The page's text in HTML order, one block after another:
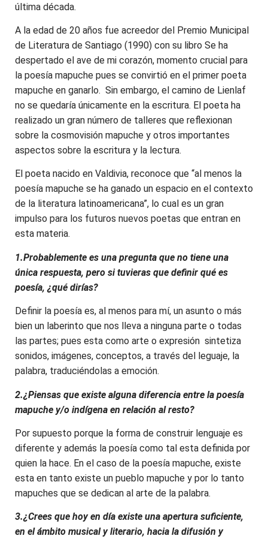
última década.
A la edad de 20 años fue acreedor del Premio Municipal
de Literatura de Santiago (1990) con su libro Se ha
despertado el ave de mi corazón, momento crucial para
la poesía mapuche pues se convirtió en el primer poeta
mapuche en ganarlo. Sin embargo, el camino de Lienlaf
no se quedaría únicamente en la escritura. El poeta ha
realizado un gran número de talleres que reflexionan
sobre la cosmovisión mapuche y otros importantes
aspectos sobre la escritura y la lectura.
El poeta nacido en Valdivia, reconoce que “al menos la
poesía mapuche se ha ganado un espacio en el contexto
de la literatura latinoamericana”, lo cual es un gran
impulso para los futuros nuevos poetas que entran en
esta materia.
1.Probablemente es una pregunta que no tiene una
única respuesta, pero si tuvieras que definir qué es
poesía, ¿qué dirías?
Definir la poesía es, al menos para mí, un asunto o más
bien un laberinto que nos lleva a ninguna parte o todas
las partes; pues esta como arte o expresión sintetiza
sonidos, imágenes, conceptos, a través del leguaje, la
palabra, traduciéndolas a emoción.
2.¿Piensas que existe alguna diferencia entre la poesía
mapuche y/o indígena en relación al resto?
Por supuesto porque la forma de construir lenguaje es
diferente y además la poesía como tal esta definida por
quien la hace. En el caso de la poesía mapuche, existe
esta en tanto existe un pueblo mapuche y por lo tanto
mapuches que se dedican al arte de la palabra.
3.¿Crees que hoy en día existe una apertura suficiente,
en el ámbito musical y literario, hacia la difusión y